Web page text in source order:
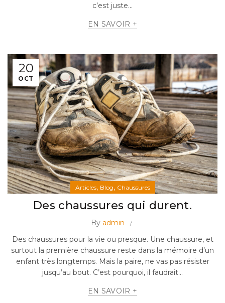
c’est juste...
EN SAVOIR +
20
OCT
Articles, Blog, Chaussures
Des chaussures qui durent.
By admin
Des chaussures pour la vie ou presque. Une chaussure, et
surtout la première chaussure reste dans la mémoire d’un
enfant très longtemps. Mais la paire, ne vas pas résister
jusqu’au bout. C’est pourquoi, il faudrait...
EN SAVOIR +